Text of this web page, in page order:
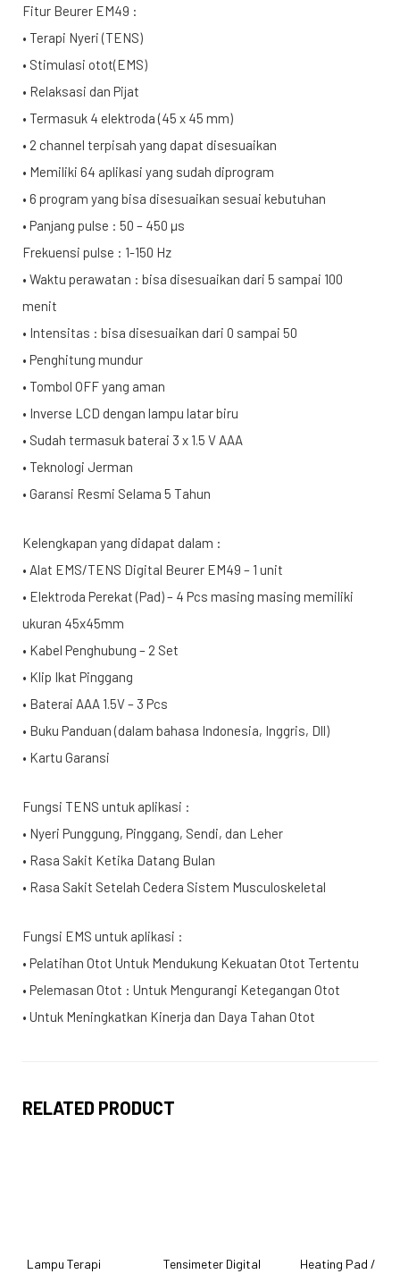
Fitur Beurer EM49 :
• Terapi Nyeri (TENS)
• Stimulasi otot(EMS)
• Relaksasi dan Pijat
• Termasuk 4 elektroda (45 x 45 mm)
• 2 channel terpisah yang dapat disesuaikan
• Memiliki 64 aplikasi yang sudah diprogram
• 6 program yang bisa disesuaikan sesuai kebutuhan
• Panjang pulse : 50 – 450 µs
Frekuensi pulse : 1-150 Hz
• Waktu perawatan : bisa disesuaikan dari 5 sampai 100
menit
• Intensitas : bisa disesuaikan dari 0 sampai 50
• Penghitung mundur
• Tombol OFF yang aman
• Inverse LCD dengan lampu latar biru
• Sudah termasuk baterai 3 x 1.5 V AAA
• Teknologi Jerman
• Garansi Resmi Selama 5 Tahun
Kelengkapan yang didapat dalam :
• Alat EMS/TENS Digital Beurer EM49 – 1 unit
• Elektroda Perekat (Pad) – 4 Pcs masing masing memiliki
ukuran 45x45mm
• Kabel Penghubung – 2 Set
• Klip Ikat Pinggang
• Baterai AAA 1.5V – 3 Pcs
• Buku Panduan (dalam bahasa Indonesia, Inggris, Dll)
• Kartu Garansi
Fungsi TENS untuk aplikasi :
• Nyeri Punggung, Pinggang, Sendi, dan Leher
• Rasa Sakit Ketika Datang Bulan
• Rasa Sakit Setelah Cedera Sistem Musculoskeletal
Fungsi EMS untuk aplikasi :
• Pelatihan Otot Untuk Mendukung Kekuatan Otot Tertentu
• Pelemasan Otot : Untuk Mengurangi Ketegangan Otot
• Untuk Meningkatkan Kinerja dan Daya Tahan Otot
RELATED PRODUCT
Lampu Terapi
Tensimeter Digital
Heating Pad /